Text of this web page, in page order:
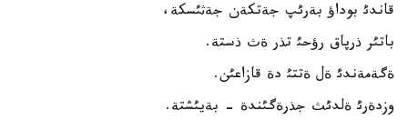
قاندئ بوداؤ بةرئپ جةتكةن جةثئسكة،
باتئر ذرپاق رؤحئ تذر ةث ذستة.
ةگةمةندئ ةل ةتتئ دة قازاعئن.
وزدةرئ ةلدئث جذرةگئندة - بةيئشتة.